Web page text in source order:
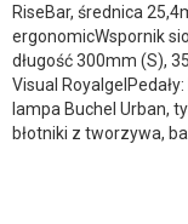
RiseBar, średnica
ergonomicWspornik
długość 300mm (S),
Visual
lampa Buchel Urban,
błotniki z tworzywa,